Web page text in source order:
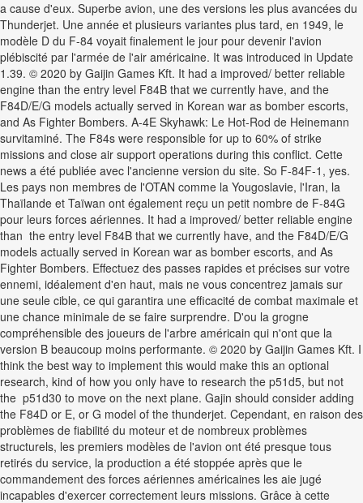
a cause d'eux. Superbe avion, une des versions les plus avancées du
Thunderjet. Une année et plusieurs variantes plus tard, en 1949, le
modèle D du F-84 voyait finalement le jour pour devenir l'avion
plébiscité par l'armée de l'air américaine. It was introduced in Update
1.39. © 2020 by Gaijin Games Kft. It had a improved/ better reliable
engine than the entry level F84B that we currently have, and the
F84D/E/G models actually served in Korean war as bomber escorts,
and As Fighter Bombers. A-4E Skyhawk: Le Hot-Rod de Heinemann
survitaminé. The F84s were responsible for up to 60% of strike
missions and close air support operations during this conflict. Cette
news a été publiée avec l'ancienne version du site. So F-84F-1, yes.
Les pays non membres de l'OTAN comme la Yougoslavie, l'Iran, la
Thaïlande et Taïwan ont également reçu un petit nombre de F-84G
pour leurs forces aériennes. It had a improved/ better reliable engine
than the entry level F84B that we currently have, and the F84D/E/G
models actually served in Korean war as bomber escorts, and As
Fighter Bombers. Effectuez des passes rapides et précises sur votre
ennemi, idéalement d'en haut, mais ne vous concentrez jamais sur
une seule cible, ce qui garantira une efficacité de combat maximale et
une chance minimale de se faire surprendre. D'ou la grogne
compréhensible des joueurs de l'arbre américain qui n'ont que la
version B beaucoup moins performante. © 2020 by Gaijin Games Kft. I
think the best way to implement this would make this an optional
research, kind of how you only have to research the p51d5, but not
the p51d30 to move on the next plane. Gajin should consider adding
the F84D or E, or G model of the thunderjet. Cependant, en raison des
problèmes de fiabilité du moteur et de nombreux problèmes
structurels, les premiers modèles de l'avion ont été presque tous
retirés du service, la production a été stoppée après que le
commandement des forces aériennes américaines les aie jugé
incapables d'exercer correctement leurs missions. Grâce à cette